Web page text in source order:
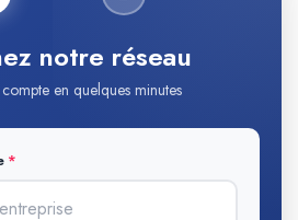
notre réseau
en quelques minutes